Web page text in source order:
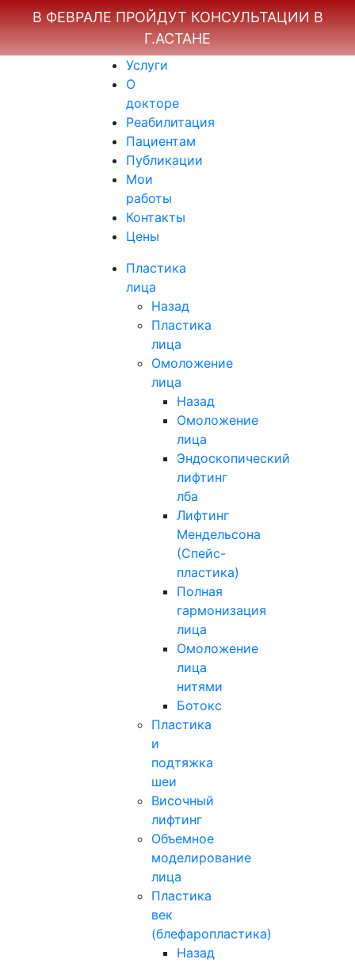
В ФЕВРАЛЕ ПРОЙДУТ КОНСУЛЬТАЦИИ В
Г.АСТАНЕ
Услуги
О
докторе
Реабилитация
Пациентам
Публикации
Мои
работы
Контакты
Цены
Пластика
лица
Назад
Пластика
лица
Омоложение
лица
Назад
Омоложение
лица
Эндоскопический
лифтинг
лба
Лифтинг
Мендельсона
(Спейс-
пластика)
Полная
гармонизация
лица
Омоложение
лица
нитями
Ботокс
Пластика
и
подтяжка
шеи
Височный
лифтинг
Объемное
моделирование
лица
Пластика
век
(блефаропластика)
Назад